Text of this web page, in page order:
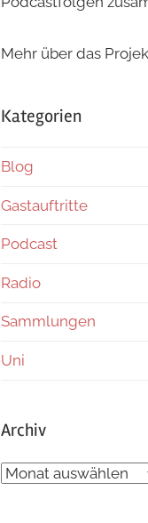
Mehr über das
Kategorien
Blog
Gastauftritte
Podcast
Radio
Sammlungen
Uni
Archiv
Archiv